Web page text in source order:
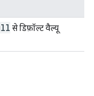
से डिफ़ॉल्ट वैल्यू